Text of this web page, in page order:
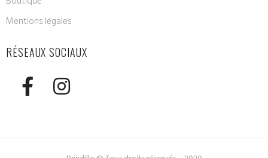
Mentions légales
RÉSEAUX SOCIAUX